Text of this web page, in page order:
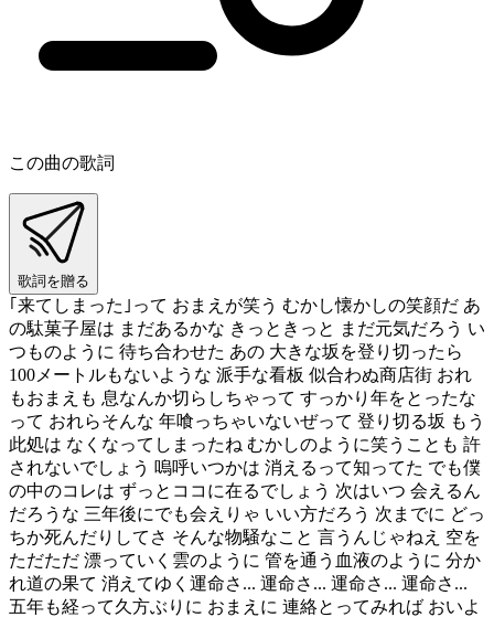
この曲の歌詞
歌詞を贈る
｢来てしまった｣って おまえが笑う むかし懐かしの笑顔だ あ
の駄菓子屋は まだあるかな きっときっと まだ元気だろう い
つものように 待ち合わせた あの 大きな坂を登り切ったら
100メートルもないような 派手な看板 似合わぬ商店街 おれ
もおまえも 息なんか切らしちゃって すっかり年をとったな
って おれらそんな 年喰っちゃいないぜって 登り切る坂 もう
此処は なくなってしまったね むかしのように笑うことも 許
されないでしょう 嗚呼いつかは 消えるって知ってた でも僕
の中のコレは ずっとココに在るでしょう 次はいつ 会えるん
だろうな 三年後にでも会えりゃ いい方だろう 次までに どっ
ちか死んだりしてさ そんな物騒なこと 言うんじゃねえ 空を
ただただ 漂っていく雲のように 管を通う血液のように 分か
れ道の果て 消えてゆく運命さ... 運命さ... 運命さ... 運命さ...
五年も経って久方ぶりに おまえに 連絡とってみれば おいよ